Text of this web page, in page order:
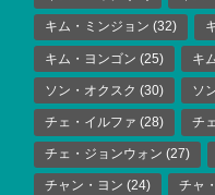
キム・ミンジョン (32)
キム・ヨンゴン (25) キ
ソン・オクスク (30) ソ
チェ・イルファ (28) チ
チェ・ジョンウォン (27)
チャン・ヨン (24) チャ